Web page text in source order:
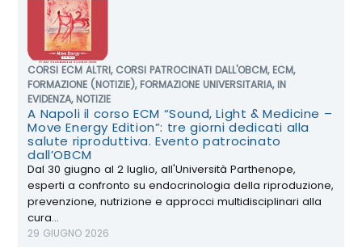
CORSI ECM ALTRI, CORSI PATROCINATI DALL'OBCM, ECM,
FORMAZIONE (NOTIZIE), FORMAZIONE UNIVERSITARIA, IN
EVIDENZA, NOTIZIE
A Napoli il corso ECM “Sound, Light & Medicine –
Move Energy Edition”: tre giorni dedicati alla
salute riproduttiva. Evento patrocinato
dall’OBCM
Dal 30 giugno al 2 luglio, all'Università Parthenope,
esperti a confronto su endocrinologia della riproduzione,
prevenzione, nutrizione e approcci multidisciplinari alla
cura...
29 GIUGNO 2026